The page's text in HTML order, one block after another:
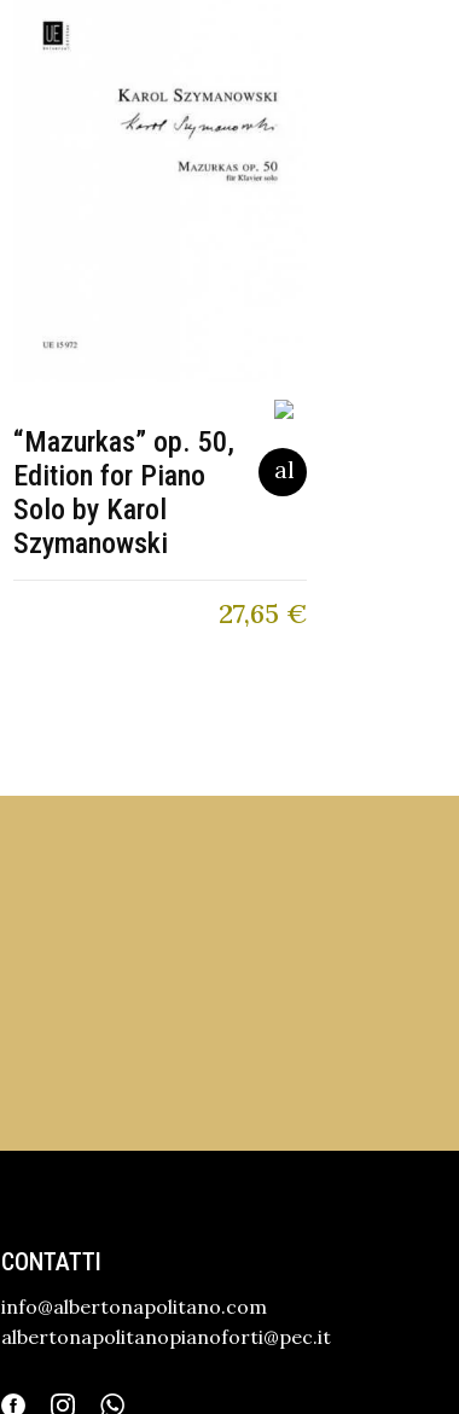
“Mazurkas” op. 50,
Edition for Piano
Solo by Karol
Szymanowski
27,65 €
CONTATTI
info@albertonapolitano.com
albertonapolitanopianoforti@pec.it